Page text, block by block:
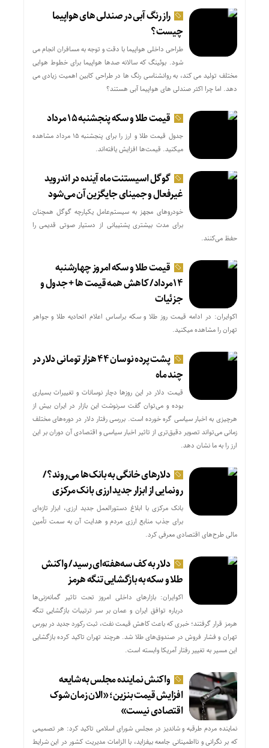
راز رنگ آبی در صندلی های هواپیما
چیست؟
طراحی داخلی هواپیما با دقت و توجه به مسافران انجام می
شود. بوئینگ که سالانه صدها هواپیما برای خطوط هوایی
مختلف تولید می کند، به روانشناسی رنگ ها در طراحی کابین اهمیت زیادی می
دهد. اما چرا اکثر صندلی های هواپیما آبی هستند؟
قیمت طلا و سکه پنجشنبه ۱۵ مرداد
جدول قیمت طلا و ارز را برای پنجشنبه ۱۵ مرداد مشاهده
میکنید. قیمت‌ها افزایش یافته‌اند.
گوگل اسیستنت ماه آینده در اندروید
غیرفعال و جمینای جایگزین آن می‌شود
خودروهای مجهز به سیستم‌عامل یکپارچه گوگل همچنان
برای مدت بیشتری پشتیبانی از دستیار صوتی قدیمی را
حفظ می‌کنند.
قیمت طلا و سکه امروز چهارشنبه
۱۴مرداد/ کاهش همه قیمت ها + جدول و
جزئیات
اکوایران: در ادامه قیمت روز طلا و سکه براساس اعلام اتحادیه طلا و جواهر
تهران را مشاهده میکنید.
پشت پرده نوسان ۴۴ هزار تومانی دلار در
چند ماه
قیمت دلار در این روزها دچار نوسانات و تغییرات بسیاری
بوده و می‌توان گفت سرنوشت این بازار در ایران بیش از
هرچیزی به اخبار سیاسی گره خورده است. بررسی رفتار دلار در دوره‌های مختلف
زمانی می‌تواند تصویر دقیق‌تری از تاثیر اخبار سیاسی و اقتصادی آن دوران بر این
ارز را به ما نشان دهد.
دلارهای خانگی به بانک‌ها می‌روند؟/
رونمایی از ابزار جدید ارزی بانک مرکزی
بانک مرکزی با ابلاغ دستورالعمل جدید ارزی، ابزار تازه‌ای
برای جذب منابع ارزی مردم و هدایت آن به سمت تأمین
مالی طرح‌های اقتصادی معرفی کرد.
دلار به کف سه‌هفته‌ای رسید/ واکنش
طلا و سکه به بازگشایی تنگه هرمز
اکوایران: بازارهای داخلی امروز تحت تاثیر گمانه‌زنی‌ها
درباره توافق ایران و عمان بر سر ترتیبات بازگشایی تنگه
هرمز قرار گرفتند؛ خبری که باعث کاهش قیمت نفت، ثبت رکورد جدید در بورس
تهران و فشار فروش در صندوق‌های طلا شد. هرچند تهران تاکید کرده بازگشایی
این مسیر به تغییر رفتار آمریکا وابسته است.
واکنش نماینده مجلس به شایعه
افزایش قیمت بنزین؛ «الان زمان شوک
اقتصادی نیست»
نماینده مردم طرقبه و شاندیز در مجلس شورای اسلامی تاکید کرد: هر تصمیمی
که بر نگرانی و نااطمینانی جامعه بیفزاید، با الزامات مدیریت کشور در این شرایط